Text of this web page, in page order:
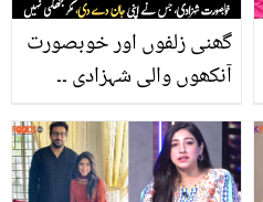
گھنی زلفوں اور خوبصورت
آنکھوں والی شہزادی ۔۔
شہزادی، جسے گھر والے
بھی نہ بچا سکے، مگر